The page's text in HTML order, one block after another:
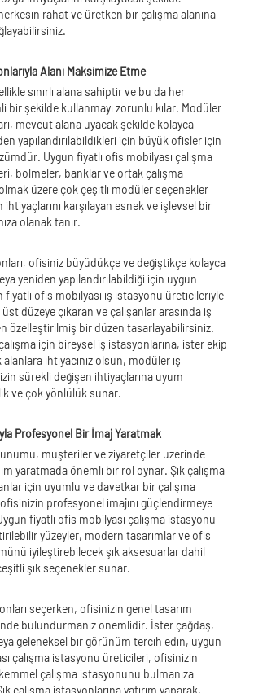
rahat ve üretken bir çalışma alanına
Alanı Maksimize Etme
sınırlı alana sahiptir ve bu da her
bir şekilde kullanmayı zorunlu kılar. Modüler
mevcut alana uyacak şekilde kolayca
yapılandırılabildikleri için büyük ofisler için
Uygun fiyatlı ofis mobilyası çalışma
bölmeler, banklar ve ortak çalışma
üzere çok çeşitli modüler seçenekler
karşılayan esnek ve işlevsel bir
olanak tanır.
ofisiniz büyüdükçe ve değiştikçe kolayca
yeniden yapılandırılabildiği için uygun
fiyatlı ofis mobilyası iş istasyonu üreticileriyle
üst düzeye çıkaran ve çalışanlar arasında iş
özelleştirilmiş bir düzen tasarlayabilirsiniz.
için bireysel iş istasyonlarına, ister ekip
ihtiyacınız olsun, modüler iş
sürekli değişen ihtiyaçlarına uyum
ve çok yönlülük sunar.
Profesyonel Bir İmaj Yaratmak
müşteriler ve ziyaretçiler üzerinde
yaratmada önemli bir rol oynar. Şık çalışma
için uyumlu ve davetkar bir çalışma
profesyonel imajını güçlendirmeye
fiyatlı ofis mobilyası çalışma istasyonu
yüzeyler, modern tasarımlar ve ofis
iyileştirebilecek şık aksesuarlar dahil
şık seçenekler sunar.
seçerken, ofisinizin genel tasarım
bulundurmanız önemlidir. İster çağdaş,
geleneksel bir görünüm tercih edin, uygun
çalışma istasyonu üreticileri, ofisinizin
çalışma istasyonunu bulmanıza
çalışma istasyonlarına yatırım yaparak,